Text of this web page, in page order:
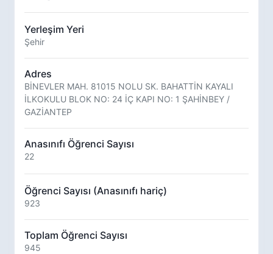
Yerleşim Yeri
Şehir
Adres
BİNEVLER MAH. 81015 NOLU SK. BAHATTİN KAYALI
İLKOKULU BLOK NO: 24 İÇ KAPI NO: 1 ŞAHİNBEY /
GAZİANTEP
Anasınıfı Öğrenci Sayısı
22
Öğrenci Sayısı (Anasınıfı hariç)
923
Toplam Öğrenci Sayısı
945